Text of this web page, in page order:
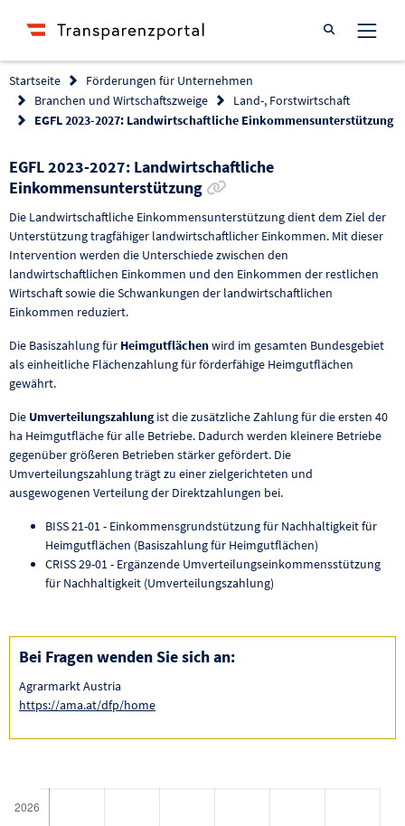
Suche öffnen
Startseite
Förderungen für Unternehmen
Branchen und Wirtschaftszweige
Land-, Forstwirtschaft
EGFL 2023-2027: Landwirtschaftliche Einkommensunterstützung
EGFL 2023-2027: Landwirtschaftliche
Einkommensunterstützung
Die Landwirtschaftliche Einkommensunterstützung dient dem Ziel der
Unterstützung tragfähiger landwirtschaftlicher Einkommen. Mit dieser
Intervention werden die Unterschiede zwischen den
landwirtschaftlichen Einkommen und den Einkommen der restlichen
Wirtschaft sowie die Schwankungen der landwirtschaftlichen
Einkommen reduziert.
Die Basiszahlung für Heimgutflächenwird im gesamten Bundesgebiet
als einheitliche Flächenzahlung für förderfähige Heimgutflächen
gewährt.
Die Umverteilungszahlungist die zusätzliche Zahlung für die ersten 40
ha Heimgutfläche für alle Betriebe. Dadurch werden kleinere Betriebe
gegenüber größeren Betrieben stärker gefördert. Die
Umverteilungszahlung trägt zu einer zielgerichteten und
ausgewogenen Verteilung der Direktzahlungen bei.
BISS 21-01 - Einkommensgrundstützung für Nachhaltigkeit für
Heimgutflächen (Basiszahlung für Heimgutflächen)
CRISS 29-01 - Ergänzende Umverteilungseinkommensstützung
für Nachhaltigkeit (Umverteilungszahlung)
Bei Fragen wenden Sie sich an:
Agrarmarkt Austria
https://ama.at/dfp/home